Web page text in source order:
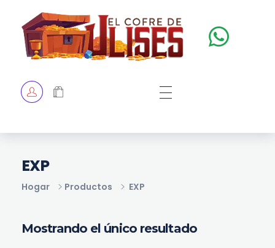
TIENDA
Hogar Productos EXP
EXP
Mostrando el único resultado